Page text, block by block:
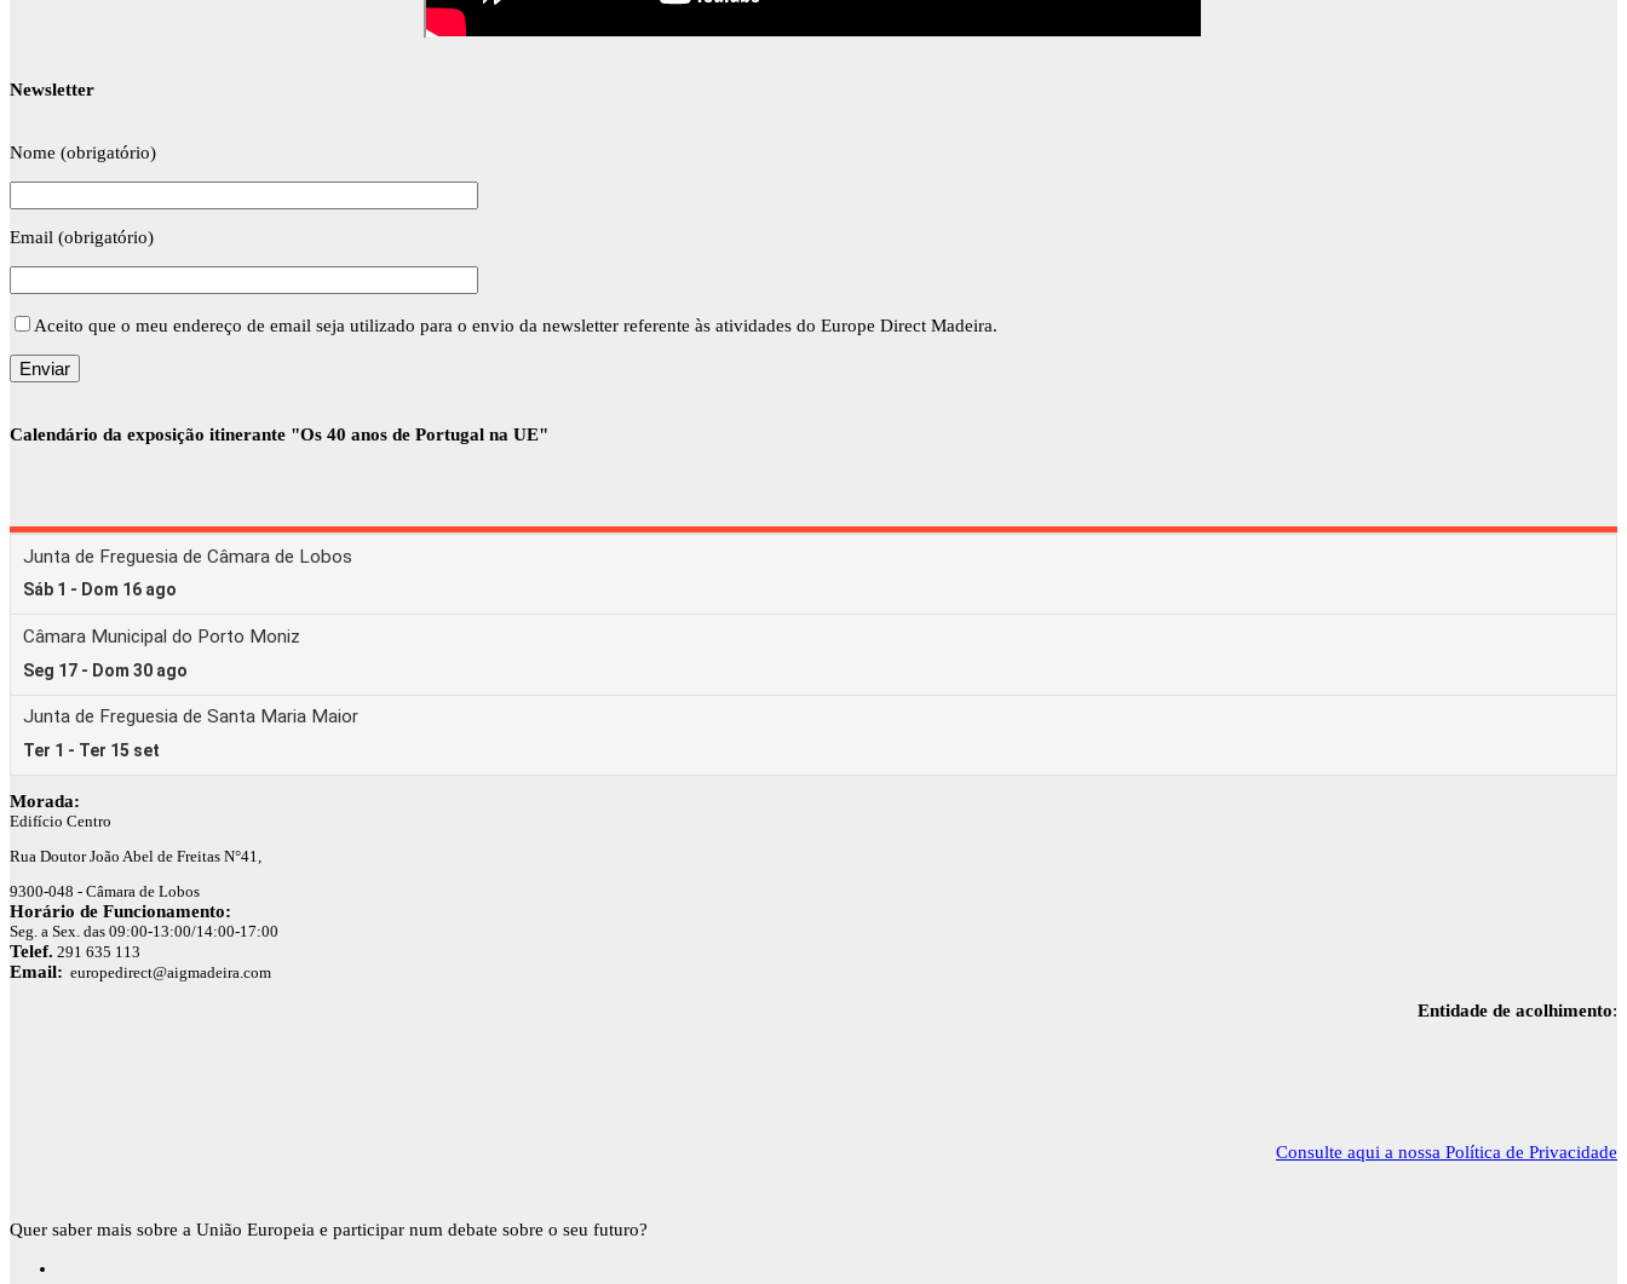
Newsletter
Nome (obrigatório)
Email (obrigatório)
Aceito que o meu endereço de email seja utilizado para o envio da newsletter referente às atividades do Europe Direct Madeira.
Calendário da exposição itinerante "Os 40 anos de Portugal na UE"
Morada:
Edifício Centro
Rua Doutor João Abel de Freitas N°41,
9300-048 - Câmara de Lobos
Horário de Funcionamento:
Seg. a Sex. das 09:00-13:00/14:00-17:00
Telef. 291 635 113
Email: europedirect@aigmadeira.com
Entidade de acolhimento:
Consulte aqui a nossa Política de Privacidade
Quer saber mais sobre a União Europeia e participar num debate sobre o seu futuro?